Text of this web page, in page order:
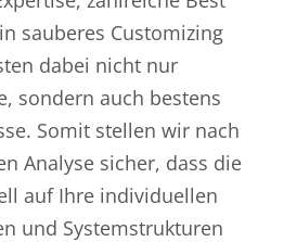
sauberes Customizing
dabei nicht nur
sondern auch bestens
Somit stellen wir nach
Analyse sicher, dass die
auf Ihre individuellen
und Systemstrukturen